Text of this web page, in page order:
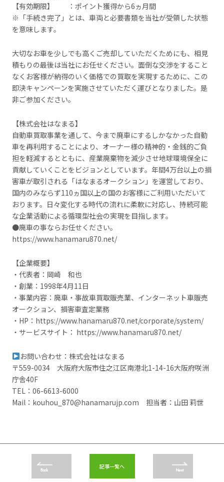
【有効期限】 ：ポイント獲得から6ヵ月間
※「手続き完了」とは、車両と必要書類を当社が受領した状態
を意味します。
大切なお車を少しでも高くご売却していただくためにも、相見
積もりの最後は当社にお任せください。面倒な交渉をすること
なくお客様が納得のいく価格での買取を実現するために、この
即決キャンペーンを実施させていただく運びとなりました。是
非ご参加ください。
【株式会社はなまる】
自動車買取事業を通して、今まで廃車にするしかなかった自動
車を再利用することにより、オーナー様の精神的・金銭的ご負
担を軽減するとともに、産業廃棄物を減少させ地球環境保全に
貢献していくことをビジョンとしています。年間4万台以上の損
害車が取引される「はなまるオークション」を運営しており、
国内のみならず110ヵ国以上の国のお客様にご利用いただいて
おります。日々変化する時代の流れに柔軟に対応し、持続可能
な企業活動による循環型社会の実現を目指します。
●廃車の事ならお任せください。
https://www.hanamaru870.net/
【企業概要】
・代表者：岡崎 和也
・創業：1998年4月11日
・事業内容：廃車・事故車買取販売業、インターネット車販売
オークション、損害車査定業務
・HP：https://www.hanamaru870.net/corporate/system/
・サービスサイト： https://www.hanamaru870.net/
お問い合わせ：株式会社はなまる
〒559-0034 大阪府大阪市住之江区南港北1-14-16大阪府咲洲
庁舎40F
TEL：06-6613-6000
Mail：kouhou_870@hanamarujp.com 担当者：山田 莉世
Back 記事一覧へ Next